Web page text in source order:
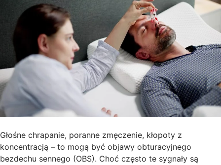
Głośne chrapanie, poranne zmęczenie, kłopoty z
koncentracją – to mogą być objawy obturacyjnego
bezdechu sennego (OBS). Choć często te sygnały są